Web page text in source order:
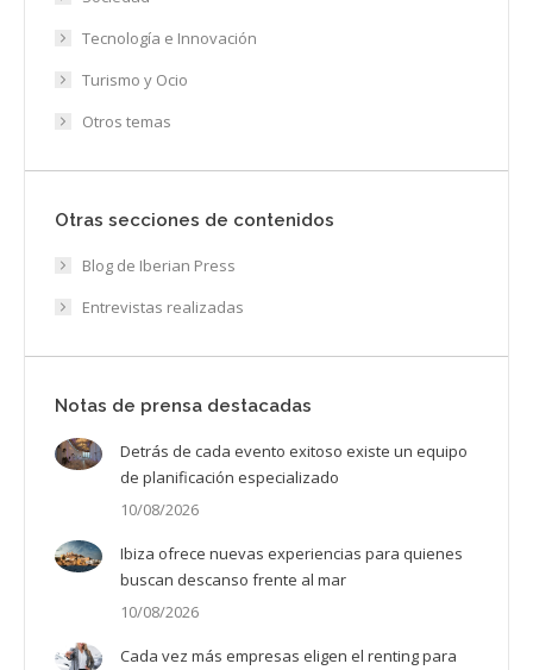
Tecnología e Innovación
Turismo y Ocio
Otros temas
Otras secciones de contenidos
Blog de Iberian Press
Entrevistas realizadas
Notas de prensa destacadas
Detrás de cada evento exitoso existe un equipo
de planificación especializado
10/08/2026
Ibiza ofrece nuevas experiencias para quienes
buscan descanso frente al mar
10/08/2026
Cada vez más empresas eligen el renting para